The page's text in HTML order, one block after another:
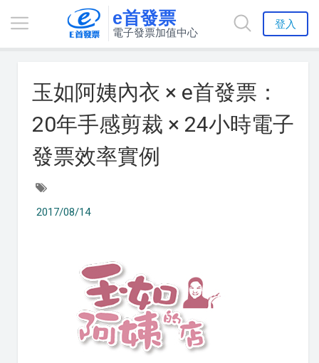
e首發票
電子發票加值中心
登入
玉如阿姨內衣 × e首發票：
20年手感剪裁 × 24小時電子
發票效率實例
2017/08/14